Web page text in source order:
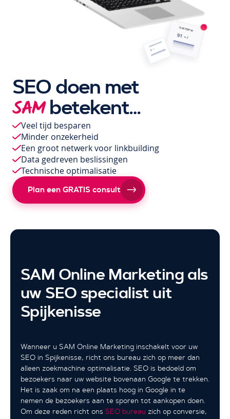
SEO doen met
SAMbetekent…
Veel tijd besparen
Minder onzekerheid
Een groot netwerk voor linkbuilding
Data gedreven beslissingen
Technische optimalisatie
Plan een GRATIS consult
SAM Online Marketing als
uw SEO specialist uit
Spijkenisse
Wanneer u SAM Online Marketing inschakelt voor uw
SEO in Spijkenisse, richt ons bureau zich op meer dan
alleen zoekmachine optimalisatie. SEO is bedoeld om
bezoekers naar uw website bovenaan Google te trekken.
Het is zaak om na een plaats hoog in Google in te
nemen de bezoekers aan te sporen tot aankopen doen.
Om deze reden richt ons SEO bureau zich op conversie,